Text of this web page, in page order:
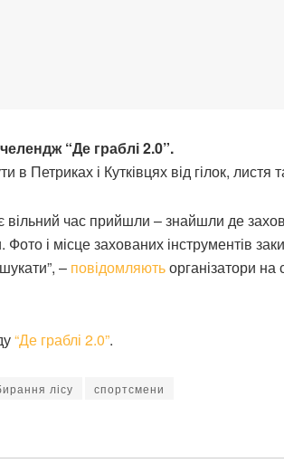
“Де граблі 2.0”.
Петриках і Кутківцях від гілок, листя
вільний час прийшли – знайшли де
і місце захованих інструментів
– повідомляютьорганізатори на
“Де граблі 2.0”.
лісу спортсмени